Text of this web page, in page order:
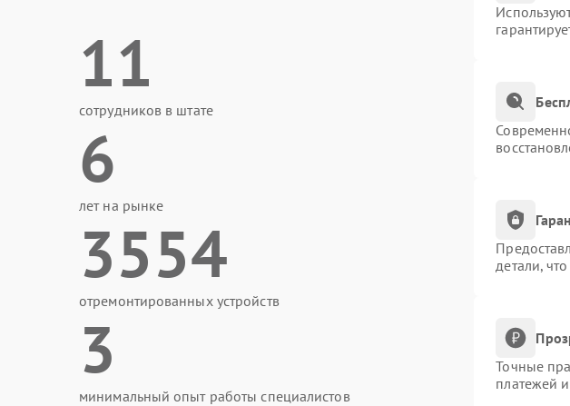
11
сотрудников в штате
6
лет на рынке
3554
отремонтированных устройств
3
минимальный опыт работы специалистов
детали,
Точные
платежей